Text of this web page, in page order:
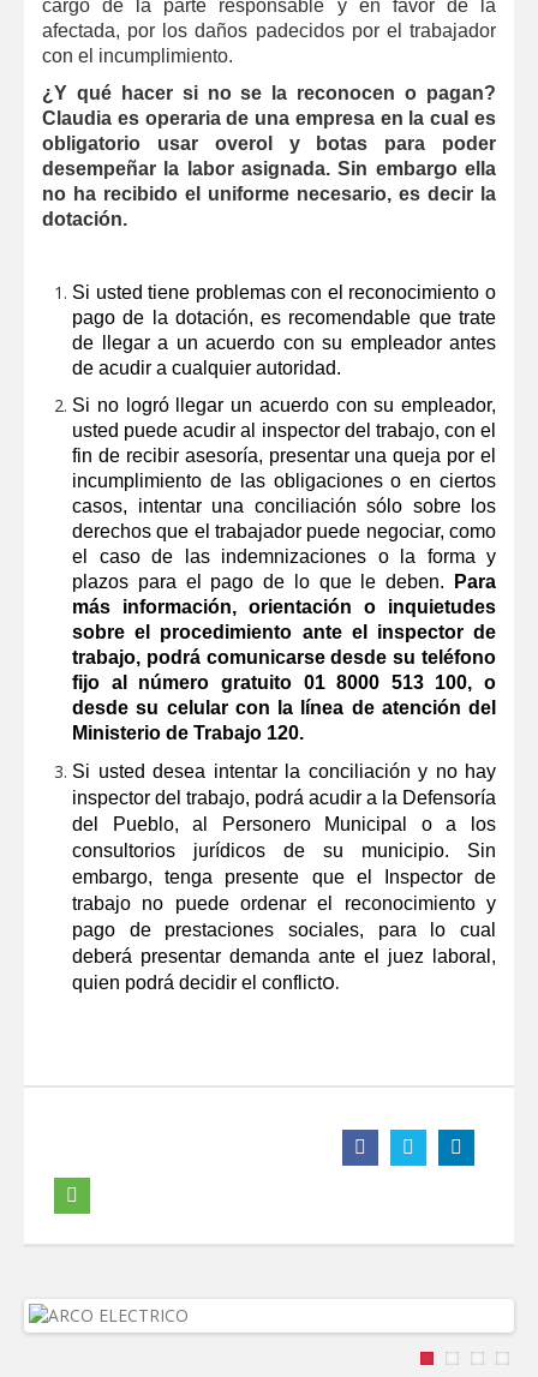
cargo de la parte responsable y en favor de la
afectada, por los daños padecidos por el trabajador
con el incumplimiento.
¿Y qué hacer si no se la reconocen o pagan?
Claudia es operaria de una empresa en la cual es
obligatorio usar overol y botas para poder
desempeñar la labor asignada. Sin embargo ella
no ha recibido el uniforme necesario, es decir la
dotación.
Si usted tiene problemas con el reconocimiento o
pago de la dotación, es recomendable que trate
de llegar a un acuerdo con su empleador antes
de acudir a cualquier autoridad.
Si no logró llegar un acuerdo con su empleador,
usted puede acudir al inspector del trabajo, con el
fin de recibir asesoría, presentar una queja por el
incumplimiento de las obligaciones o en ciertos
casos, intentar una conciliación sólo sobre los
derechos que el trabajador puede negociar, como
el caso de las indemnizaciones o la forma y
plazos para el pago de lo que le deben.
Para
más información, orientación o inquietudes
sobre el procedimiento ante el inspector de
trabajo, podrá comunicarse desde su teléfono
fijo al número gratuito 01 8000 513 100, o
desde su celular con la línea de atención del
Ministerio de Trabajo 120.
Si usted desea intentar la conciliación y no hay
inspector del trabajo, podrá acudir a la Defensoría
del Pueblo, al Personero Municipal o a los
consultorios jurídicos de su municipio. Sin
embargo, tenga presente que el Inspector de
trabajo no puede ordenar el reconocimiento y
pago de prestaciones sociales, para lo cual
deberá presentar demanda ante el juez laboral,
quien podrá decidir el conflicto.